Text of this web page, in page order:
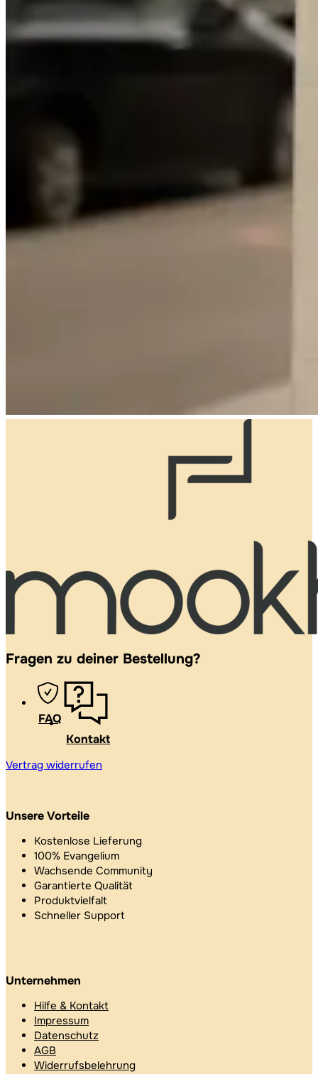
Fragen zu deiner Bestellung?
FAQ
Kontakt
Vertrag widerrufen
Unsere Vorteile
Kostenlose Lieferung
100% Evangelium
Wachsende Community
Garantierte Qualität
Produktvielfalt
Schneller Support
Unternehmen
Hilfe & Kontakt
Impressum
Datenschutz
AGB
Widerrufsbelehrung